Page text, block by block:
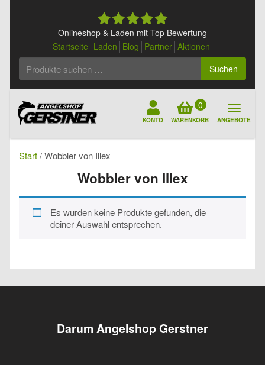
Onlineshop & Laden mit Top Bewertung
Startseite Laden Blog Partner Aktionen
Suchen
KONTO
0
WARENKORB ANGEBOTE
Start/ Wobbler von Illex
Wobbler von Illex
Es wurden keine Produkte gefunden, die
deiner Auswahl entsprechen.
Darum Angelshop Gerstner